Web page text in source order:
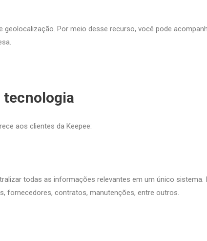
Por meio desse recurso, você pode
tecnologia
aos clientes da Keepee:
todas as informações relevantes em um único
fornecedores, contratos, manutenções, entre outros.